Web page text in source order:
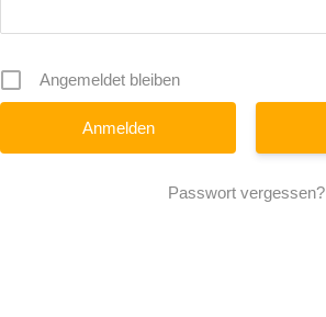
Angemeldet bleiben
Passwort vergessen?